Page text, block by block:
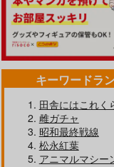
キーワードラ
田舎にはこれく
雌ガチャ
昭和最終戦線
松永紅葉
アニマルマシー